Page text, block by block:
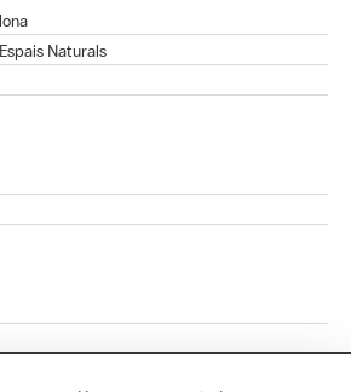
Naturals